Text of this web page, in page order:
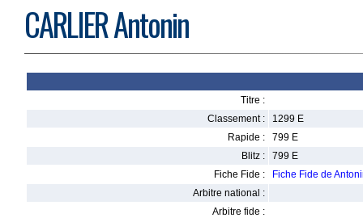
CARLIER Antonin
Titre :
Classement :
1299 E
Rapide :
799 E
Blitz :
799 E
Fiche Fide :
Fiche Fide de
Arbitre national :
Arbitre fide :